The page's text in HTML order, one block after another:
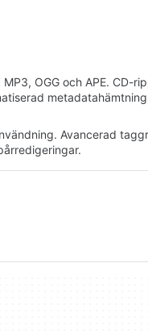
OGG och APE. CD-
Avancerad